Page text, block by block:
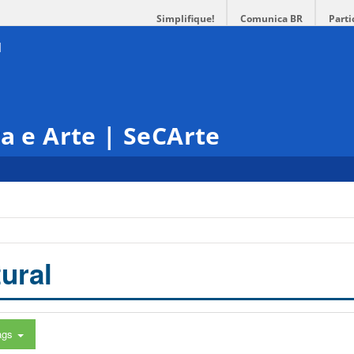
Simplifique! Comunica BR
e Arte | SeCArte